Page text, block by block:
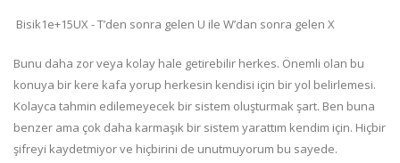
Bisik1e+15UX - T’den sonra gelen U ile W’dan sonra gelen X
Bunu daha zor veya kolay hale getirebilir herkes. Önemli olan bu
konuya bir kere kafa yorup herkesin kendisi için bir yol belirlemesi.
Kolayca tahmin edilemeyecek bir sistem oluşturmak şart. Ben buna
benzer ama çok daha karmaşık bir sistem yarattım kendim için. Hiçbir
şifreyi kaydetmiyor ve hiçbirini de unutmuyorum bu sayede.